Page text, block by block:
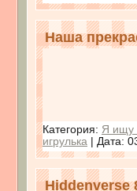
Наша
Категория: Я ищу
игрулька | Дата:
Hiddenverse